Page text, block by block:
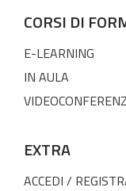
CORSI DI
E-LEARNING
IN AULA
EXTRA
ACCEDI /